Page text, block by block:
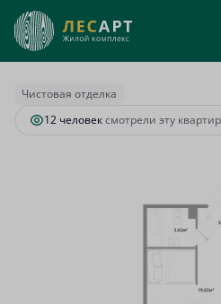
Студия31.05 м2
Ипотека от 25 984 руб.
Чистовая отделка
12 человексмотрели эту